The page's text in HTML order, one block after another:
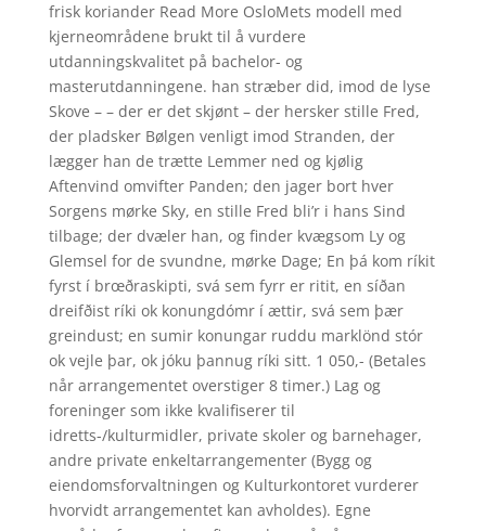
frisk koriander Read More OsloMets modell med
kjerneområdene brukt til å vurdere
utdanningskvalitet på bachelor- og
masterutdanningene. han stræber did, imod de lyse
Skove – – der er det skjønt – der hersker stille Fred,
der pladsker Bølgen venligt imod Stranden, der
lægger han de trætte Lemmer ned og kjølig
Aftenvind omvifter Panden; den jager bort hver
Sorgens mørke Sky, en stille Fred bli’r i hans Sind
tilbage; der dvæler han, og finder kvægsom Ly og
Glemsel for de svundne, mørke Dage; En þá kom ríkit
fyrst í brœðraskipti, svá sem fyrr er ritit, en síðan
dreifðist ríki ok konungdómr í ættir, svá sem þær
greindust; en sumir konungar ruddu marklönd stór
ok vejle þar, ok jóku þannug ríki sitt. 1 050,- (Betales
når arrangementet overstiger 8 timer.) Lag og
foreninger som ikke kvalifiserer til
idretts-/kulturmidler, private skoler og barnehager,
andre private enkeltarrangementer (Bygg og
eiendomsforvaltningen og Kulturkontoret vurderer
hvorvidt arrangementet kan avholdes). Egne